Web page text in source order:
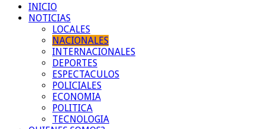
INICIO
NOTICIAS
LOCALES
NACIONALES
INTERNACIONALES
DEPORTES
ESPECTACULOS
POLICIALES
ECONOMIA
POLITICA
TECNOLOGIA